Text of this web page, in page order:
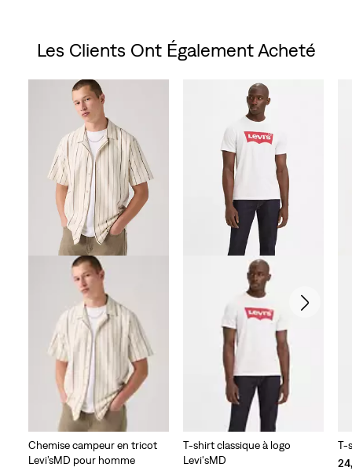
Les Clients Ont Également Acheté
Chemise campeur en tricot
Levi’sMD pour homme
T-shirt classique à logo
Levi'sMD
T-